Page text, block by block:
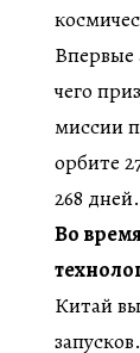
Впервые
чего
миссии
орбите
268
Во
Китай